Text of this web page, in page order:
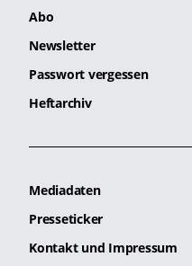
Abo
Newsletter
Passwort vergessen
Heftarchiv
Mediadaten
Presseticker
Kontakt und Impressum